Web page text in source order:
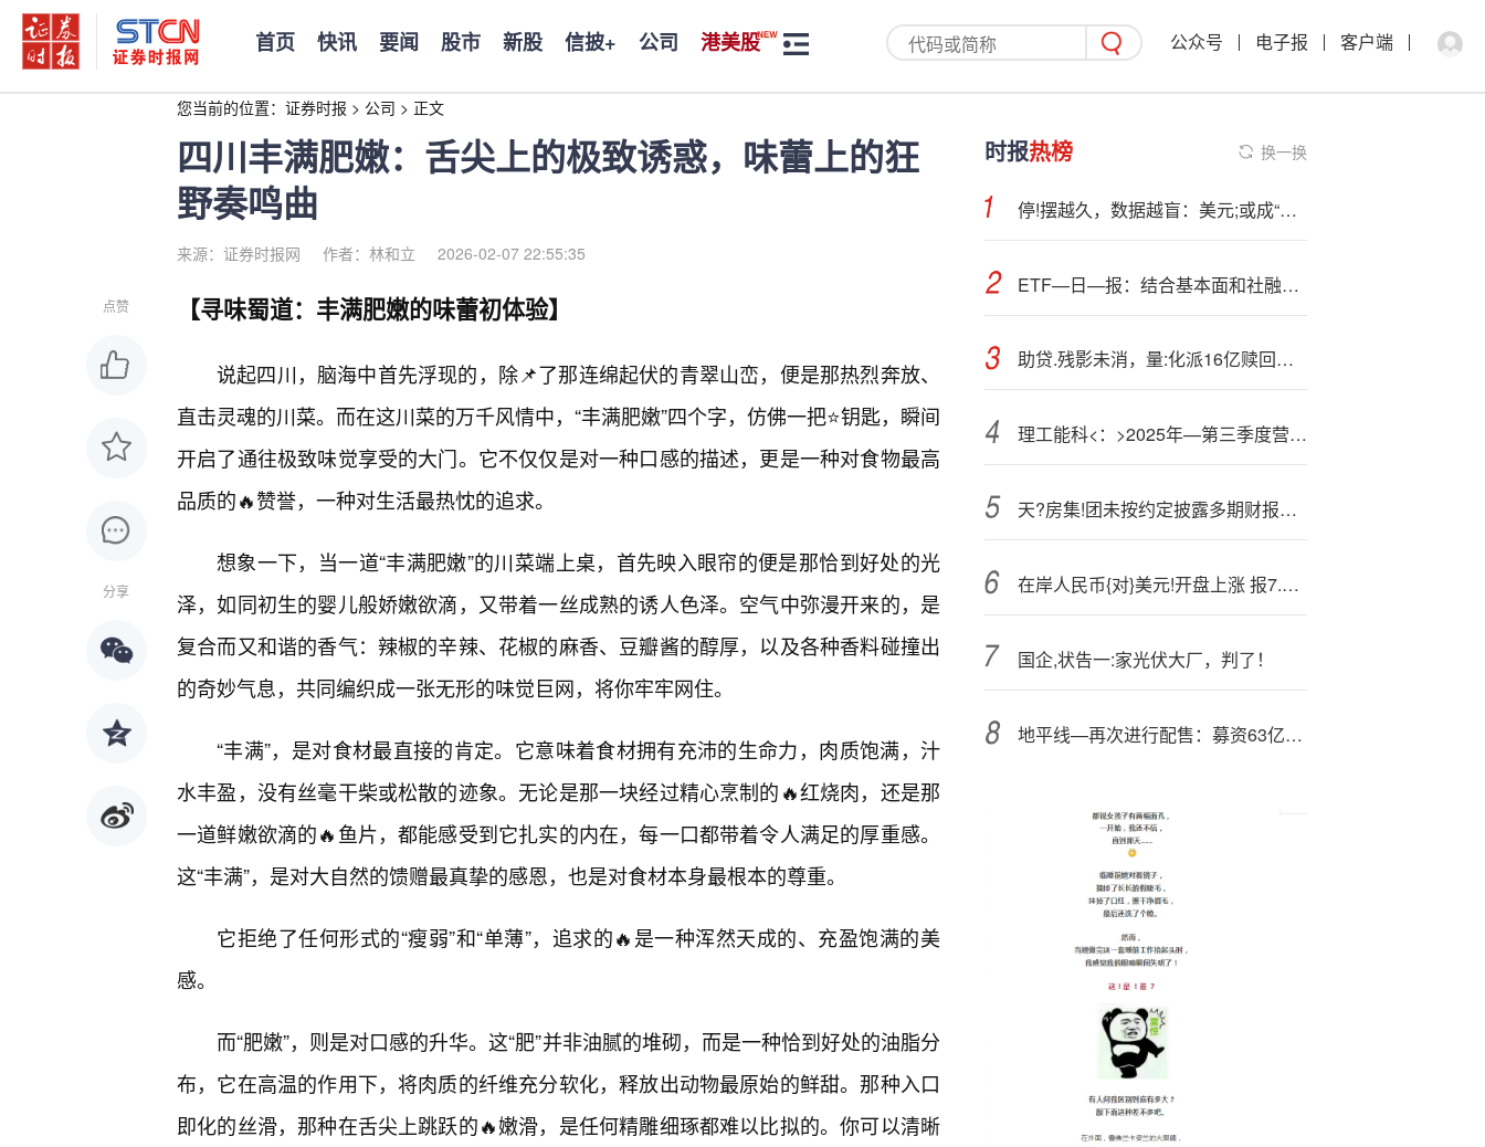
首页 快讯 要闻 股市 新股 信披+ 公司 港美股 公众号 电子报 客户端
您当前的位置： 证券时报 > 公司 > 正文
四川丰满肥嫩：舌尖上的极致诱惑，味蕾上的狂
野奏鸣曲
来源：证券时报网 作者：林和立 2026-02-07 22:55:35
点赞
分享
【寻味蜀道：丰满肥嫩的味蕾初体验】
说起四川，脑海中首先浮现的，除📌了那连绵起伏的青翠山峦，便是那热烈奔放、
直击灵魂的川菜。而在这川菜的万千风情中，“丰满肥嫩”四个字，仿佛一把⭐钥匙，瞬间
开启了通往极致味觉享受的大门。它不仅仅是对一种口感的描述，更是一种对食物最高
品质的🔥赞誉，一种对生活最热忱的追求。
想象一下，当一道“丰满肥嫩”的川菜端上桌，首先映入眼帘的便是那恰到好处的光
泽，如同初生的婴儿般娇嫩欲滴，又带着一丝成熟的诱人色泽。空气中弥漫开来的，是
复合而又和谐的香气：辣椒的辛辣、花椒的麻香、豆瓣酱的醇厚，以及各种香料碰撞出
的奇妙气息，共同编织成一张无形的味觉巨网，将你牢牢网住。
“丰满”，是对食材最直接的肯定。它意味着食材拥有充沛的生命力，肉质饱满，汁
水丰盈，没有丝毫干柴或松散的迹象。无论是那一块经过精心烹制的🔥红烧肉，还是那
一道鲜嫩欲滴的🔥鱼片，都能感受到它扎实的内在，每一口都带着令人满足的厚重感。
这“丰满”，是对大自然的馈赠最真挚的感恩，也是对食材本身最根本的尊重。
它拒绝了任何形式的“瘦弱”和“单薄”，追求的🔥是一种浑然天成的、充盈饱满的美
感。
而“肥嫩”，则是对口感的升华。这“肥”并非油腻的堆砌，而是一种恰到好处的油脂分
布，它在高温的作用下，将肉质的纤维充分软化，释放出动物最原始的鲜甜。那种入口
即化的丝滑，那种在舌尖上跳跃的🔥嫩滑，是任何精雕细琢都难以比拟的。你可以清晰
时报热榜 换一换
停!摆越久，数据越盲：美元;或成“无头苍蝇”乱撞99？
ETF—日—报：结合基本面和社融走弱的大背景，目前点位的债券仍有配置价值。建议逢调整适当配置十年国债ETF
助贷.残影未消，量:化派16亿赎回负债压顶现金告急
理工能科<：>2025年—第三季度营业收入同比增长0.05%
天?房集!团未按约定披露多期财报，董事长被警示
在岸人民币{对}美元!开盘上涨 报7.1505
国企,状告一:家光伏大厂，判了！
地平线—再次进行配售：募资63亿港元 拟投资Robotaxi赛道市值超千亿